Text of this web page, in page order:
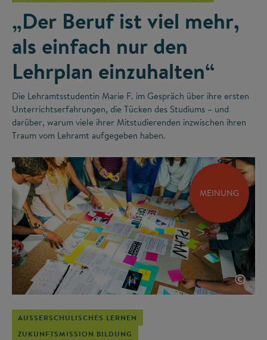
„Der Beruf ist viel mehr,
als einfach nur den
Lehrplan einzuhalten“
Die Lehramtsstudentin Marie F. im Gespräch über ihre ersten
Unterrichtserfahrungen, die Tücken des Studiums – und
darüber, warum viele ihrer Mitstudierenden inzwischen ihren
Traum vom Lehramt aufgegeben haben.
MEINUNG
©
AUSSERSCHULISCHES LERNEN
ZUKUNFTSMISSION BILDUNG